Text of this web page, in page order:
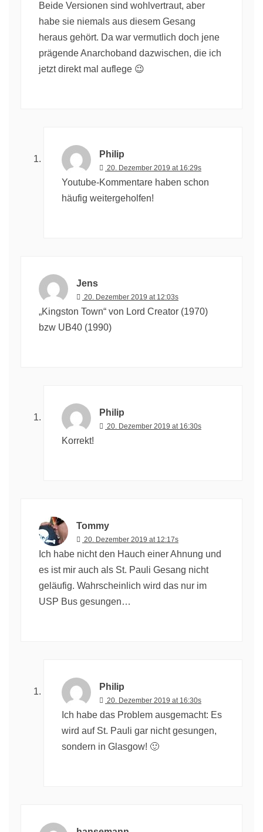
Beide Versionen sind wohlvertraut, aber
habe sie niemals aus diesem Gesang
heraus gehört. Da war vermutlich doch jene
prägende Anarchoband dazwischen, die ich
jetzt direkt mal auflege 😉
Philip
20. Dezember 2019 at 16:29s
Youtube-Kommentare haben schon
häufig weitergeholfen!
Jens
20. Dezember 2019 at 12:03s
„Kingston Town“ von Lord Creator (1970)
bzw UB40 (1990)
Philip
20. Dezember 2019 at 16:30s
Korrekt!
Tommy
20. Dezember 2019 at 12:17s
Ich habe nicht den Hauch einer Ahnung und
es ist mir auch als St. Pauli Gesang nicht
geläufig. Wahrscheinlich wird das nur im
USP Bus gesungen…
Philip
20. Dezember 2019 at 16:30s
Ich habe das Problem ausgemacht: Es
wird auf St. Pauli gar nicht gesungen,
sondern in Glasgow! 🙂